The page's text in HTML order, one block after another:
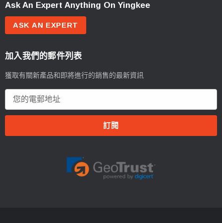
Ask An Expert Anything On Yingkee
ASK AN EXPERT
加入我們的郵件列表
獲取有關新產品和即將進行的銷售的最新資訊
郵